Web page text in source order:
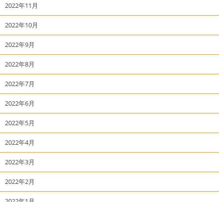
2022年11月
2022年10月
2022年9月
2022年8月
2022年7月
2022年6月
2022年5月
2022年4月
2022年3月
2022年2月